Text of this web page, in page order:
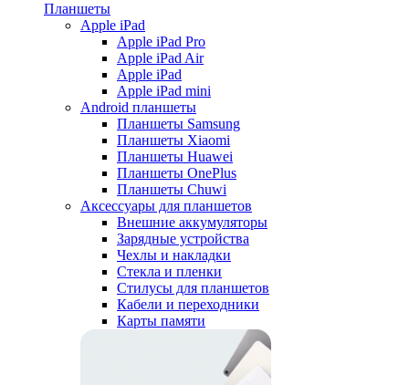
Планшеты
Apple iPad
Apple iPad Pro
Apple iPad Air
Apple iPad
Apple iPad mini
Android планшеты
Планшеты Samsung
Планшеты Xiaomi
Планшеты Huawei
Планшеты OnePlus
Планшеты Chuwi
Аксессуары для планшетов
Внешние аккумуляторы
Зарядные устройства
Чехлы и накладки
Стекла и пленки
Стилусы для планшетов
Кабели и переходники
Карты памяти